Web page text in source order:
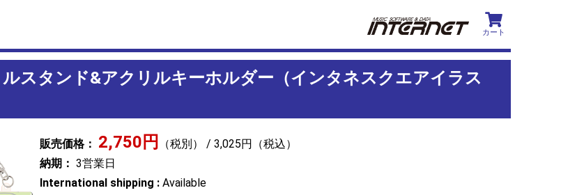
カート
スタンド&アクリルキーホルダー（インタネスクエアイラス
販売価格： 2,750円
（税別） / 3,025円（税込）
納期： 3営業日
International shipping : Available